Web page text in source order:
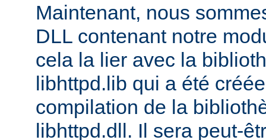
Maintenant, nous
DLL contenant notre
cela la lier avec la
libhttpd.lib qui a été
compilation de la
libhttpd.dll. Il sera peut-